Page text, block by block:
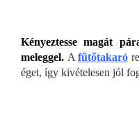
Kényeztesse magát
meleggel. Afűtőtakaró
éget, így kivételesen jól